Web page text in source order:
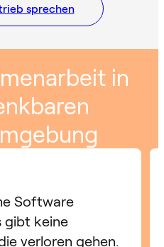
sprechen
in
Software
gibt keine
verloren gehen.